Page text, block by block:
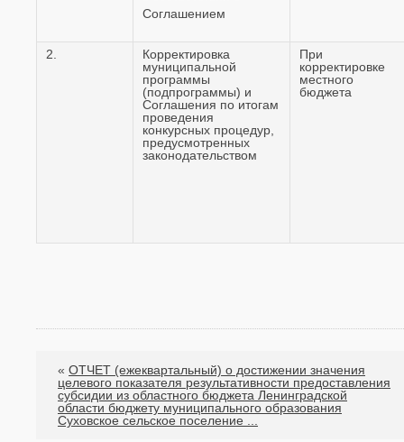
Соглашением
2.
Корректировка
муниципальной
программы
(подпрограммы) и
Соглашения по итогам
проведения
конкурсных процедур,
предусмотренных
законодательством
При
корректировке
местного
бюджета
« ОТЧЕТ (ежеквартальный) о достижении значения
целевого показателя результативности предоставления
субсидии из областного бюджета Ленинградской
области бюджету муниципального образования
Суховское сельское поселение ...